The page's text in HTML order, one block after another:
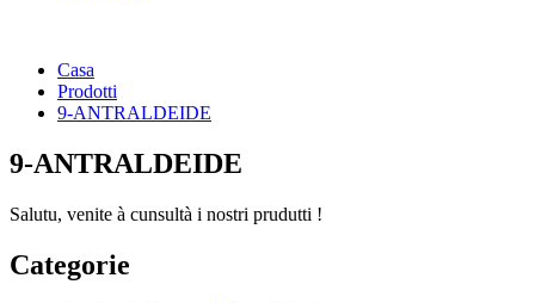
Casa
Prodotti
9-ANTRALDEIDE
9-ANTRALDEIDE
Salutu, venite à cunsultà i nostri prudutti !
Categorie